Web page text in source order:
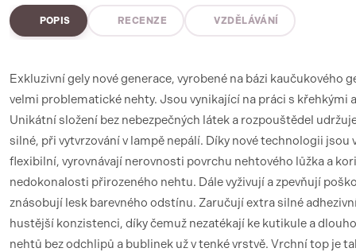
POPIS RECENZE VZDĚLÁVÁNÍ
Exkluzivní gely nové generace, vyrobené na bázi kaučukového
velmi problematické nehty. Jsou vynikající na práci s křehkými
Unikátní složení bez nebezpečných látek a rozpouštědel
silné, při vytvrzování v lampě nepálí. Díky nové technologii jsou
flexibilní, vyrovnávají nerovnosti povrchu nehtového lůžka a
nedokonalosti přirozeného nehtu. Dále vyživují a zpevňují
znásobují lesk barevného odstínu. Zaručují extra silné
hustější konzistenci, díky čemuž nezatékají ke kutikule a
nehtů bez odchlipů a bublinek už v tenké vrstvě. Vrchní top je